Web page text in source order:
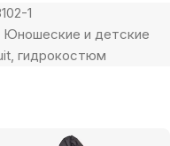
1
Юношеские и детские
, гидрокостюм